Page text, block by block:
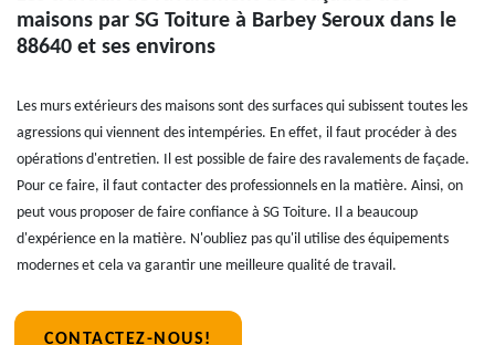
maisons par SG Toiture à Barbey Seroux dans le
88640 et ses environs
Les murs extérieurs des maisons sont des surfaces qui subissent toutes les
agressions qui viennent des intempéries. En effet, il faut procéder à des
opérations d'entretien. Il est possible de faire des ravalements de façade.
Pour ce faire, il faut contacter des professionnels en la matière. Ainsi, on
peut vous proposer de faire confiance à SG Toiture. Il a beaucoup
d'expérience en la matière. N'oubliez pas qu'il utilise des équipements
modernes et cela va garantir une meilleure qualité de travail.
CONTACTEZ-NOUS!